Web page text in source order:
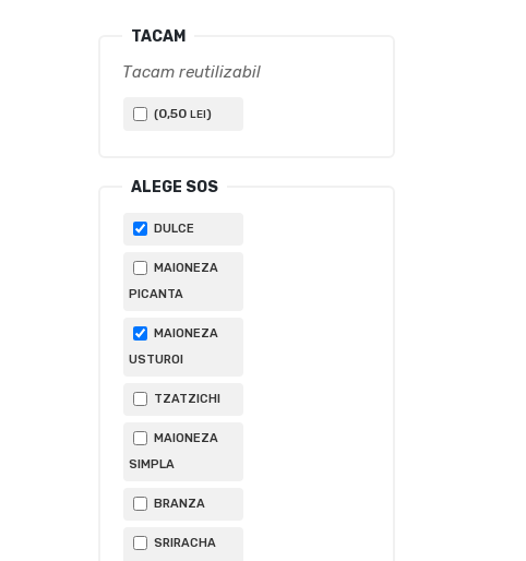
inițial
a
fost:
TACAM
Tacam reutilizabil
(0,50 LEI)
ALEGE SOS
DULCE
MAIONEZA
PICANTA
MAIONEZA
USTUROI
TZATZICHI
MAIONEZA
SIMPLA
BRANZA
SRIRACHA